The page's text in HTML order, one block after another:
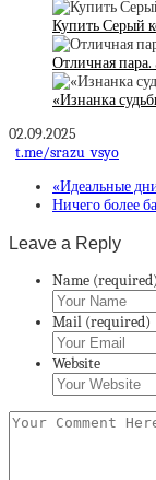
Купить Серый
Отличная
«Изнанка
02.09.2025
t.me/srazu_vsyo
«Идеальные
Ничего более
Leave a Reply
Name (required)
Mail (required)
Website